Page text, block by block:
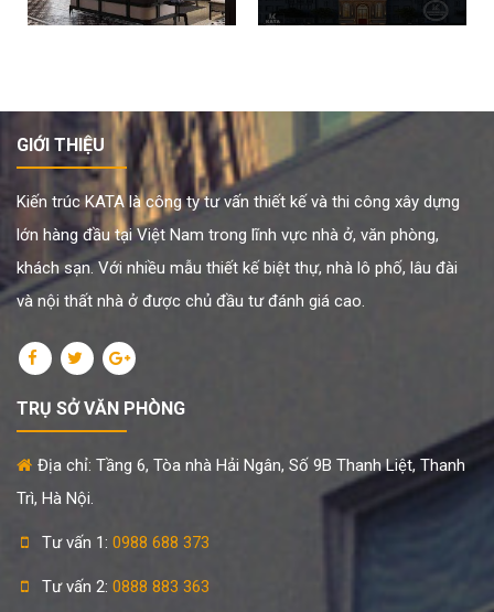
GIỚI THIỆU
Kiến trúc KATA là công ty tư vấn thiết kế và thi công xây dựng
lớn hàng đầu tại Việt Nam trong lĩnh vực nhà ở, văn phòng,
khách sạn. Với nhiều mẫu thiết kế biệt thự, nhà lô phố, lâu đài
và nội thất nhà ở được chủ đầu tư đánh giá cao.
TRỤ SỞ VĂN PHÒNG
Địa chỉ: Tầng 6, Tòa nhà Hải Ngân, Số 9B Thanh Liệt, Thanh
Trì, Hà Nội.
Tư vấn 1: 0988 688 373
Tư vấn 2: 0888 883 363